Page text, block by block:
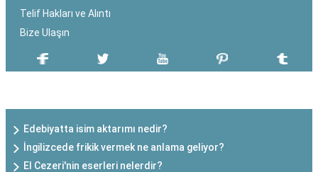
Telif Hakları ve Alıntı
Bize Ulaşın
Edebiyatta isim aktarımı nedir?
İngilizcede frikik vermek ne anlama geliyor?
El Cezeri'nin eserleri nelerdir?